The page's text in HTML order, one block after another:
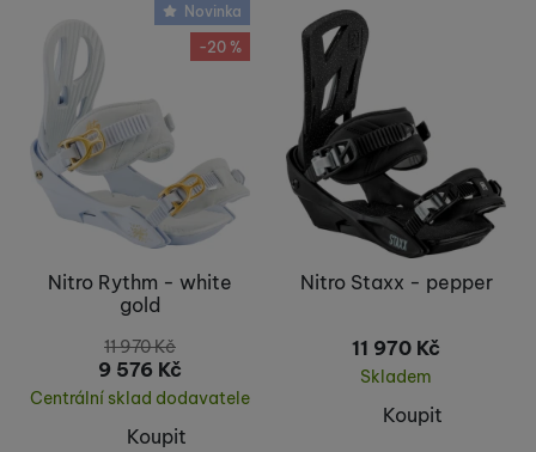
Novinka
-20 %
Nitro Rythm - white
gold
11 970Kč
9 576 Kč
Centrální sklad dodavatele
Koupit
Nitro Staxx - pepper
11 970 Kč
Skladem
Koupit